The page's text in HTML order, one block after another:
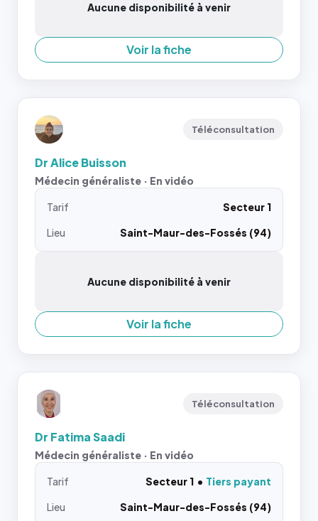
Aucune disponibilité à venir
Voir la fiche
Téléconsultation
Dr Alice Buisson
Médecin généraliste · En vidéo
Tarif
Secteur 1
Lieu
Saint-Maur-des-Fossés (94)
Aucune disponibilité à venir
Voir la fiche
Téléconsultation
Dr Fatima Saadi
Médecin généraliste · En vidéo
Tarif Secteur 1
Tiers payant
Lieu
Saint-Maur-des-Fossés (94)